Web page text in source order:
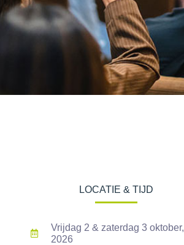
LOCATIE & TIJD
Vrijdag 2 & zaterdag 3 oktober,
2026